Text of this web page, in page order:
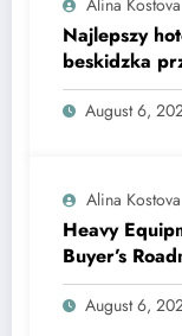
Najlepszy
beskidzka
lawendową
August 6,
Alina Kostova
Heavy
Buyer’s
Financing
August 6,